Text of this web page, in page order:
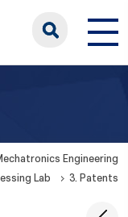
Engineering
Lab
3. Patents